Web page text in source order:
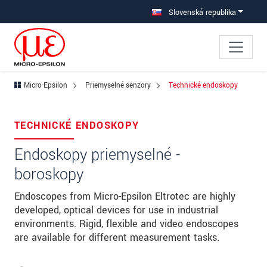
Prejdite priamo na hlavnú navigáciu Slovenská republika
Micro-Epsilon Priemyselné senzory Technické endoskopy
TECHNICKÉ ENDOSKOPY
Endoskopy priemyselné -
boroskopy
Endoscopes from Micro-Epsilon Eltrotec are highly
developed, optical devices for use in industrial
environments. Rigid, flexible and video endoscopes
are available for different measurement tasks.
Ihre Anfrage zu: Technické endoskopy
Titul
Krstné meno
Priezvisko*
Spoločnosť *